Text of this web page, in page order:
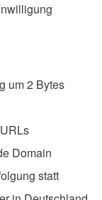
um 2 Bytes
Domain
statt